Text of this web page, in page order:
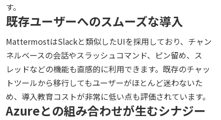
す。
既存ユーザーへのスムーズな導入
MattermostはSlackと類似したUIを採用しており、チャン
ネルベースの会話やスラッシュコマンド、ピン留め、ス
レッドなどの機能も直感的に利用できます。既存のチャッ
トツールから移行してもユーザーがほとんど迷わないた
め、導入教育コストが非常に低い点も評価されています。
Azureとの組み合わせが生むシナジー